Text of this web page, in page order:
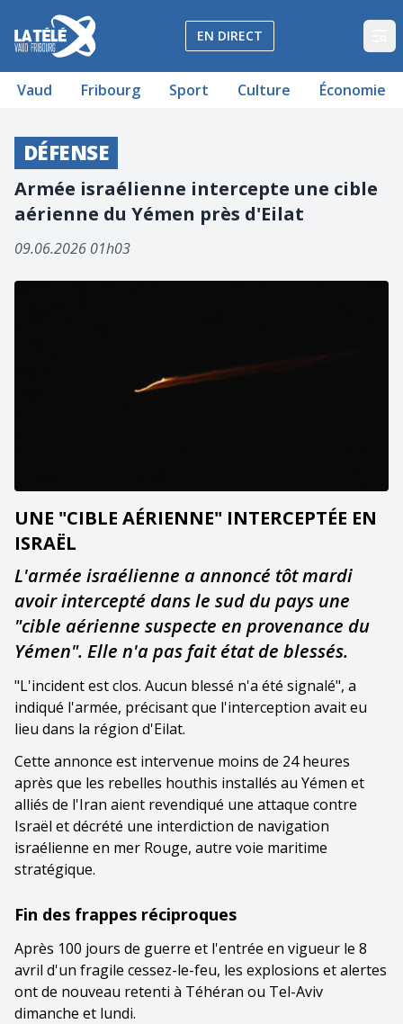
La Télé - Télévision régionale Vaud et Fribourg
EN DIRECT
Vaud Fribourg Sport Culture Économie
DÉFENSE
Armée israélienne intercepte une cible
aérienne du Yémen près d'Eilat
09.06.2026 01h03
UNE "CIBLE AÉRIENNE" INTERCEPTÉE EN
ISRAËL
L'armée israélienne a annoncé tôt mardi
avoir intercepté dans le sud du pays une
"cible aérienne suspecte en provenance du
Yémen". Elle n'a pas fait état de blessés.
"L'incident est clos. Aucun blessé n'a été signalé", a
indiqué l'armée, précisant que l'interception avait eu
lieu dans la région d'Eilat.
Cette annonce est intervenue moins de 24 heures
après que les rebelles houthis installés au Yémen et
alliés de l'Iran aient revendiqué une attaque contre
Israël et décrété une interdiction de navigation
israélienne en mer Rouge, autre voie maritime
stratégique.
Fin des frappes réciproques
Après 100 jours de guerre et l'entrée en vigueur le 8
avril d'un fragile cessez-le-feu, les explosions et alertes
ont de nouveau retenti à Téhéran ou Tel-Aviv
dimanche et lundi.